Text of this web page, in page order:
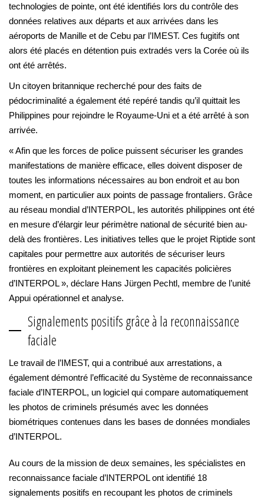
technologies de pointe, ont été identifiés lors du contrôle des
données relatives aux départs et aux arrivées dans les
aéroports de Manille et de Cebu par l’IMEST. Ces fugitifs ont
alors été placés en détention puis extradés vers la Corée où ils
ont été arrêtés.
Un citoyen britannique recherché pour des faits de
pédocriminalité a également été repéré tandis qu’il quittait les
Philippines pour rejoindre le Royaume-Uni et a été arrêté à son
arrivée.
« Afin que les forces de police puissent sécuriser les grandes
manifestations de manière efficace, elles doivent disposer de
toutes les informations nécessaires au bon endroit et au bon
moment, en particulier aux points de passage frontaliers. Grâce
au réseau mondial d’INTERPOL, les autorités philippines ont été
en mesure d’élargir leur périmètre national de sécurité bien au-
delà des frontières. Les initiatives telles que le projet Riptide sont
capitales pour permettre aux autorités de sécuriser leurs
frontières en exploitant pleinement les capacités policières
d’INTERPOL », déclare Hans Jürgen Pechtl, membre de l’unité
Appui opérationnel et analyse.
Signalements positifs grâce à la reconnaissance
faciale
Le travail de l’IMEST, qui a contribué aux arrestations, a
également démontré l’efficacité du Système de reconnaissance
faciale d’INTERPOL, un logiciel qui compare automatiquement
les photos de criminels présumés avec les données
biométriques contenues dans les bases de données mondiales
d’INTERPOL.
Au cours de la mission de deux semaines, les spécialistes en
reconnaissance faciale d’INTERPOL ont identifié 18
signalements positifs en recoupant les photos de criminels